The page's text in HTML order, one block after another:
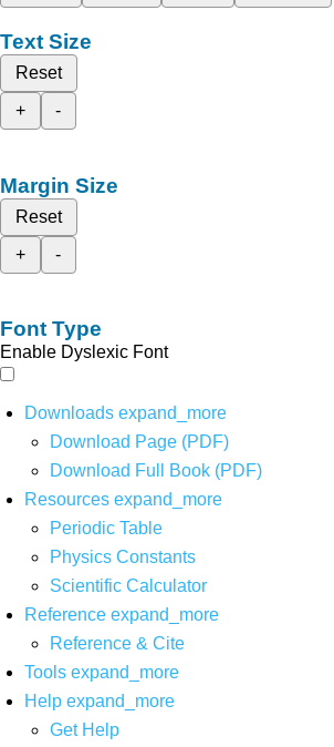
Text Size
Reset
+
-
Margin Size
Reset
+
-
Font Type
Enable Dyslexic Font
Downloads expand_more
Download Page (PDF)
Download Full Book (PDF)
Resources expand_more
Periodic Table
Physics Constants
Scientific Calculator
Reference expand_more
Reference & Cite
Tools expand_more
Help expand_more
Get Help